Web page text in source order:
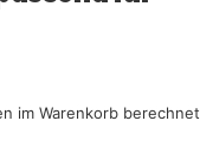
im Warenkorb berechnet